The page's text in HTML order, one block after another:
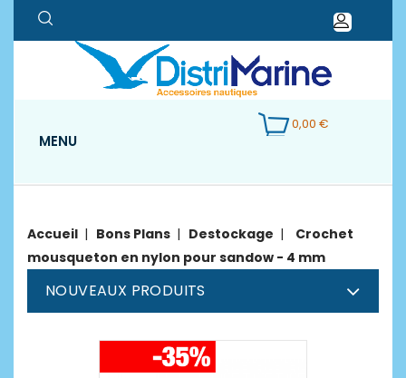
0,00 €
MENU
Accueil Bons Plans Destockage
Crochet
mousqueton en nylon pour sandow - 4 mm
NOUVEAUX PRODUITS